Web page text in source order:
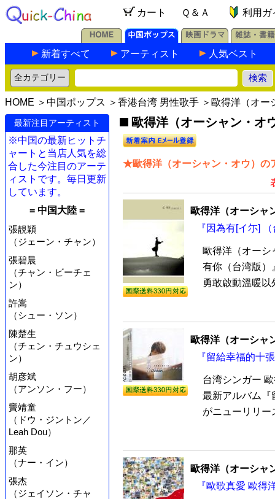
カート Ｑ＆Ａ 利用ガ
新着すべて アーティスト 人気ベスト
HOME ＞ 中国ポップス ＞ 香港台湾 男性歌手 ＞歐得洋（オー
最新注目アーティスト
※中国の最新ヒットチ
ャートと当店人気を総
合した今注目のアーテ
ィストです。毎日更新
しています。
= 中国大陸 =
張靚穎
（ジェーン・チャン）
張碧晨
（チャン・ビーチェ
ン）
許嵩
（シュー・ソン）
陳楚生
（チェン・チュウシェ
ン）
胡彦斌
（アンソン・フー）
竇靖童
（ドウ・ジントン／
Leah Dou）
那英
（ナー・イン）
張杰
（ジェイソン・チャ
歐得洋（オーシャン・オ
★歐得洋（オーシャン・オウ）の
歐得洋（オーシャ
『因為有[イ尓]
歐得洋（オー
有你（台湾版）
勇敢啟動溫暖以
歐得洋（オーシャ
『留給幸福的十
台湾シンガー
最新アルバム『
がニューリリー
歐得洋（オーシャ
『歐歌真愛 歐得